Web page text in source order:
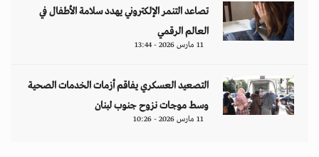
تصاعد التنمر الإلكتروني يهدد سلامة الأطفال في
العالم الرقمي
11 مارس 2026 - 13:44
التصعيد العسكري يفاقم أزمات الخدمات الصحية
وسط موجات نزوح جنوب لبنان
11 مارس 2026 - 10:26